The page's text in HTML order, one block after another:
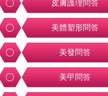
皮膚護理問答
美體塑形問答
美發問答
美甲問答